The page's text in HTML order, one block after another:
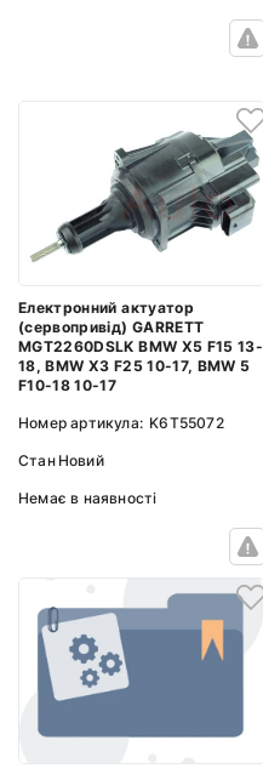
Електронний актуатор
(сервопривід) GARRETT
MGT2260DSLK BMW X5 F15 13-
18, BMW X3 F25 10-17, BMW 5
F10-18 10-17
Номер артикула: K6T55072
Стан Новий
Немає в наявності